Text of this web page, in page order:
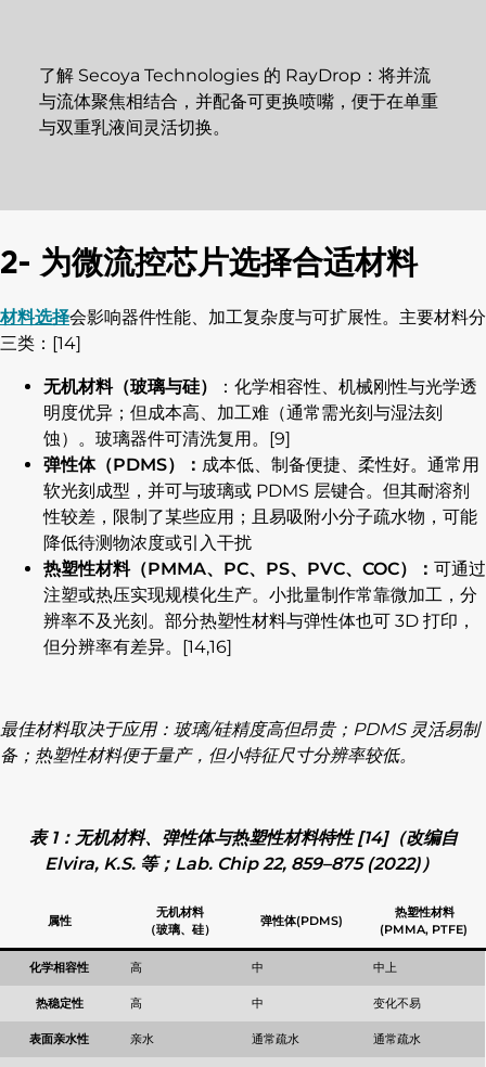
了解 Secoya Technologies 的 RayDrop：将并流
与流体聚焦相结合，并配备可更换喷嘴，便于在单重
与双重乳液间灵活切换。
2- 为微流控芯片选择合适材料
材料选择会影响器件性能、加工复杂度与可扩展性。主要材料分
三类：[14]
无机材料（玻璃与硅）
：化学相容性、机械刚性与光学透
明度优异；但成本高、加工难（通常需光刻与湿法刻
蚀）。玻璃器件可清洗复用。[9]
弹性体（PDMS）： 成本低、制备便捷、柔性好。通常用
软光刻成型，并可与玻璃或 PDMS 层键合。但其耐溶剂
性较差，限制了某些应用；且易吸附小分子疏水物，可能
降低待测物浓度或引入干扰
热塑性材料（PMMA、PC、PS、PVC、COC）： 可通过
注塑或热压实现规模化生产。小批量制作常靠微加工，分
辨率不及光刻。部分热塑性材料与弹性体也可 3D 打印，
但分辨率有差异。[14,16]
最佳材料取决于应用：玻璃/硅精度高但昂贵；PDMS 灵活易制
备；热塑性材料便于量产，但小特征尺寸分辨率较低。
表 1：无机材料、弹性体与热塑性材料特性 [14]（改编自
Elvira, K.S. 等；Lab. Chip 22, 859–875 (2022)）
属性
无机材料
（玻璃、硅）
弹性体(PDMS)
热塑性材料
(PMMA, PTFE)
化学相容性 高 中 中上
热稳定性 高 中 变化不易
表面亲水性 亲水 通常疏水 通常疏水